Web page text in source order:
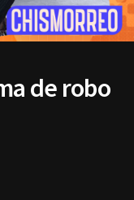
de robo